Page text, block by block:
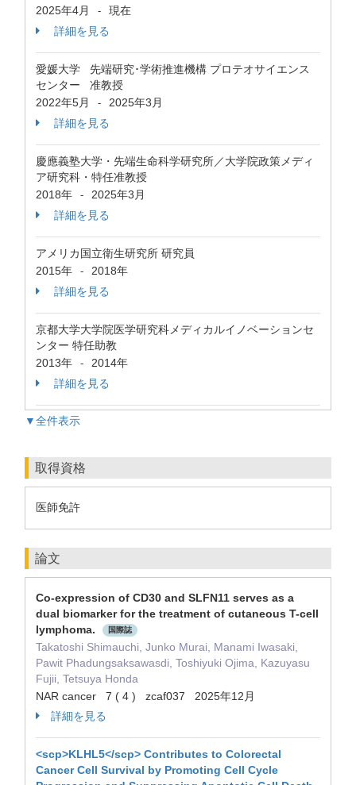
2025年4月
-
現在
詳細を見る
愛媛大学 先端研究･学術推進機構 プロテオサイエンス
センター 准教授
2022年5月
-
2025年3月
詳細を見る
慶應義塾大学・先端生命科学研究所／大学院政策メディ
ア研究科・特任准教授
2018年
-
2025年3月
詳細を見る
アメリカ国立衛生研究所 研究員
2015年
-
2018年
詳細を見る
京都大学大学院医学研究科メディカルイノベーションセ
ンター 特任助教
2013年
-
2014年
詳細を見る
▼全件表示
取得資格
医師免許
論文
Co-expression of CD30 and SLFN11 serves as a
dual biomarker for the treatment of cutaneous T-cell
lymphoma.
国際誌
Takatoshi Shimauchi, Junko Murai, Manami Iwasaki,
Pawit Phadungsaksawasdi, Toshiyuki Ojima, Kazuyasu
Fujii, Tetsuya Honda
NAR cancer 7 ( 4 ) zcaf037 2025年12月
詳細を見る
<scp>KLHL5</scp> Contributes to Colorectal
Cancer Cell Survival by Promoting Cell Cycle